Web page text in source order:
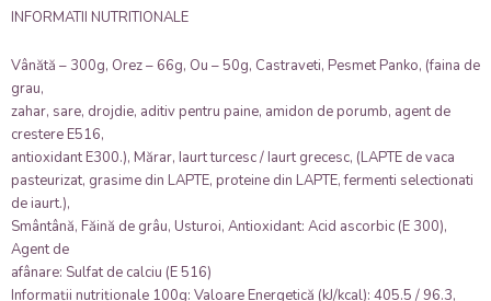
INFORMATII NUTRITIONALE
Vânătă – 300g, Orez – 66g, Ou – 50g, Castraveti, Pesmet Panko, (faina de
grau,
zahar, sare, drojdie, aditiv pentru paine, amidon de porumb, agent de
crestere E516,
antioxidant E300.), Mărar, Iaurt turcesc / Iaurt grecesc, (LAPTE de vaca
pasteurizat, grasime din LAPTE, proteine din LAPTE, fermenti selectionati
de iaurt.),
Smântână, Făină de grâu, Usturoi, Antioxidant: Acid ascorbic (E 300),
Agent de
afânare: Sulfat de calciu (E 516)
Informații nutriționale 100g: Valoare Energetică (kJ/kcal): 405.5 / 96.3,